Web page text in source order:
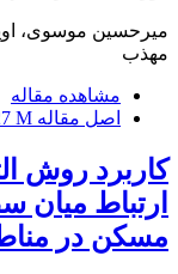
میرحسین موسوی،
مهذب
مشاهده مقاله
اصل مقاله M
کاربرد روش
ارتباط میان
مسکن در